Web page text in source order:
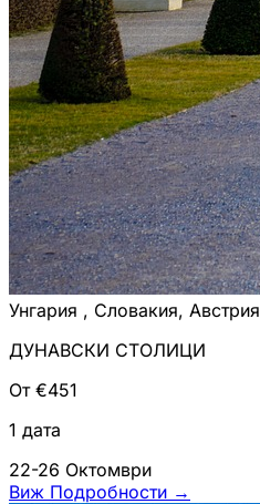
Унгария , Словакия, Австрия
ДУНАВСКИ СТОЛИЦИ
От €451
1 дата
22-26 Октомври
Виж Подробности →